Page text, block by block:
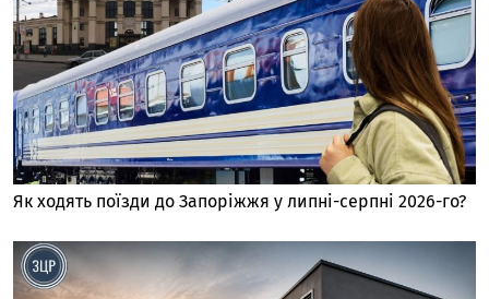
Як ходять поїзди до Запоріжжя у липні-серпні 2026-го?